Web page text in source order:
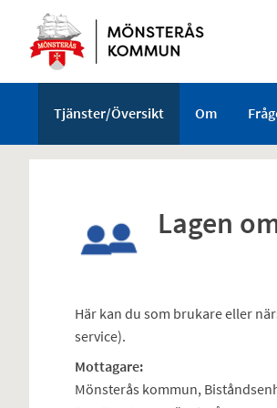
Välkommen
tjänster
Mönsterås
kommun
Tjänster/Översikt Om
Lagen
Här kan du som brukare eller
service).
Mottagare:
Mönsterås kommun,